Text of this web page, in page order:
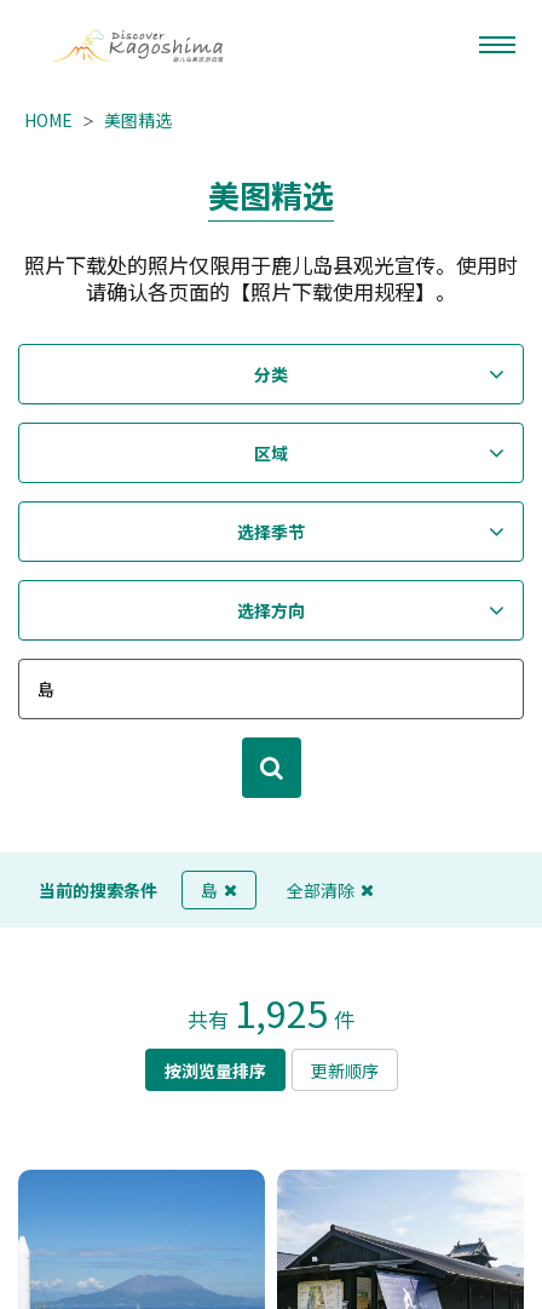
HOME 美图精选
美图精选
照片下载处的照片仅限用于鹿儿岛县观光宣传。使用时
请确认各页面的【照片下载使用规程】。
分类
区域
选择季节
选择方向
当前的搜索条件 島 全部清除
共有 1,925 件
按浏览量排序 更新顺序